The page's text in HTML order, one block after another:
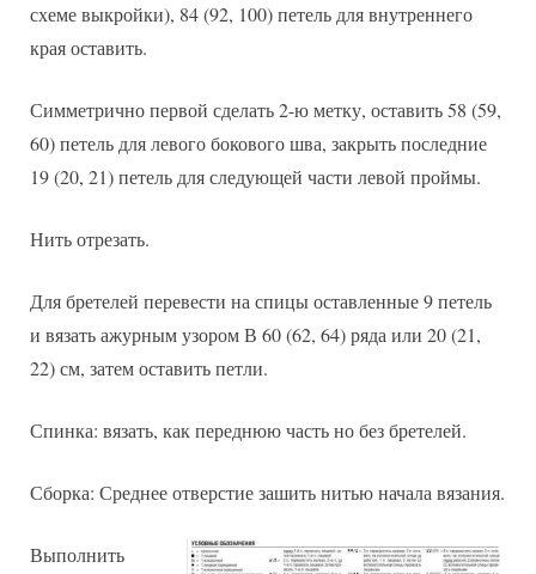
схеме выкройки), 84 (92, 100) петель для внутреннего
края оставить.
Симметрично первой сделать 2-ю метку, оставить 58 (59,
60) петель для левого бокового шва, закрыть последние
19 (20, 21) петель для следующей части левой проймы.
Нить отрезать.
Для бретелей перевести на спицы оставленные 9 петель
и вязать ажурным узором В 60 (62, 64) ряда или 20 (21,
22) см, затем оставить петли.
Спинка: вязать, как переднюю часть но без бретелей.
Сборка: Среднее отверстие зашить нитью начала вязания.
Выполнить